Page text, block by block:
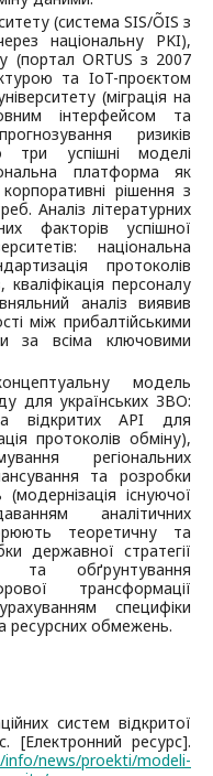
(система SIS/ÕIS з
національну PKI),
(портал ORTUS з 2007
та IoT-проєктом
(міграція на
інтерфейсом та
ризиків
три успішні моделі
платформа як
рішення з
Аналіз літературних
факторів успішної
національна
протоколів
кваліфікація персоналу
аналіз виявив
між прибалтійськими
за всіма ключовими
модель
для українських ЗВО:
відкритих API для
протоколів обміну),
регіональних
та розробки
існуючої
аналітичних
теоретичну та
державної стратегії
та обґрунтування
трансформації
специфіки
ресурсних обмежень.
систем відкритої
[Електронний ресурс].
news/proekti/modeli-